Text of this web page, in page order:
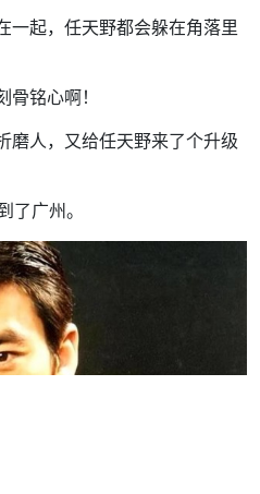
一起，任天野都会躲在角落里
铭心啊！
磨人，又给任天野来了个升级
了广州。